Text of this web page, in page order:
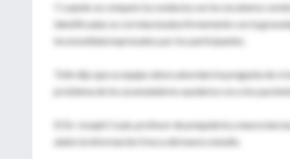
Y cuando se comparó la conducta con los escáneres
identificadas se correlacionaba firmemente con la
incomodidad expresados por los participantes.
Tolin dijo que su equipo ahora abordará la pregunta de
problema de los acumuladores ayudaría o no a los
El Dr. Joseph Coyle, profesor de psiquiatría y
alabó la información fresca del nuevo estudio.